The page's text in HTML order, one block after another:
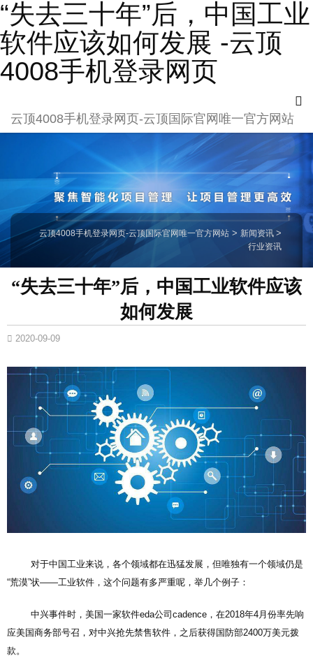
“失去三十年”后，中国工业
软件应该如何发展 -云顶
4008手机登录网页
云顶4008手机登录网页-云顶国际官网唯一官方网站
云顶4008手机登录网页-云顶国际官网唯一官方网站 > 新闻资讯 >
行业资讯
“失去三十年”后，中国工业软件应该
如何发展
2020-09-09
对于中国工业来说，各个领域都在迅猛发展，但唯独有一个领域仍是
“荒漠”状——工业软件，这个问题有多严重呢，举几个例子：
中兴事件时，美国一家软件eda公司cadence，在2018年4月份率先响
应美国商务部号召，对中兴抢先禁售软件，之后获得国防部2400万美元拨
款。